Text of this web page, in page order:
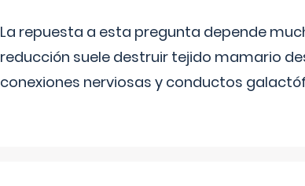
La repuesta a esta pregunta depende
reducción suele destruir tejido mamario
conexiones nerviosas y conductos